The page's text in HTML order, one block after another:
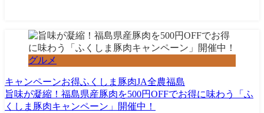
グルメ
キャンペーンお得ふくしま豚肉JA全農福島
旨味が凝縮！福島県産豚肉を500円OFFでお得に味わう「ふ
くしま豚肉キャンペーン」開催中！